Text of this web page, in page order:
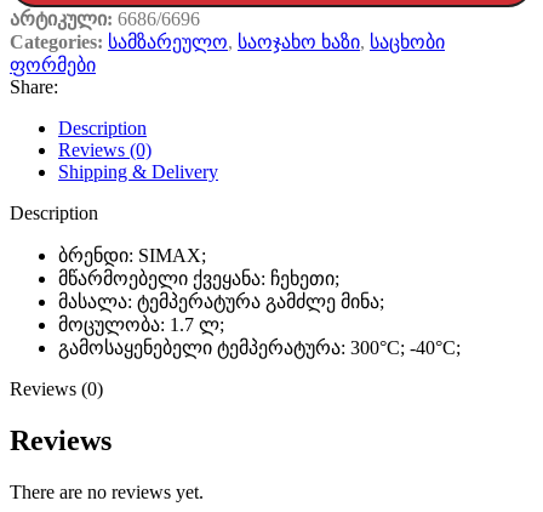
არტიკული: 6686/6696
Categories: სამზარეულო, საოჯახო ხაზი, საცხობი
ფორმები
Share:
Description
Reviews (0)
Shipping & Delivery
Description
ბრენდი: SIMAX;
მწარმოებელი ქვეყანა: ჩეხეთი;
მასალა: ტემპერატურა გამძლე მინა;
მოცულობა: 1.7 ლ;
გამოსაყენებელი ტემპერატურა: 300°C; -40°C;
Reviews (0)
Reviews
There are no reviews yet.